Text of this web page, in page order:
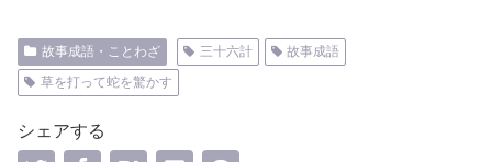
故事成語・ことわざ 三十六計
故事成語
草を打って蛇を驚かす
シェアする